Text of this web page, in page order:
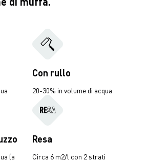
Con rullo
20-30% in volume di acqua
(a
Resa
Circa 6 m2/l con 2 strati